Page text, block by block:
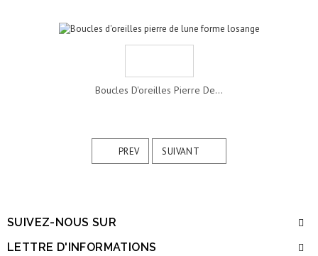
Boucles D'oreilles Pierre De...
PREV SUIVANT
SUIVEZ-NOUS SUR
LETTRE D'INFORMATIONS